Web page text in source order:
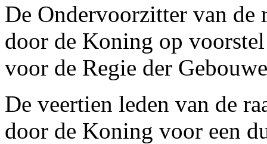
De Ondervoorzitter van de
door de Koning op
voor de Regie der
De veertien leden van de
door de Koning voor een